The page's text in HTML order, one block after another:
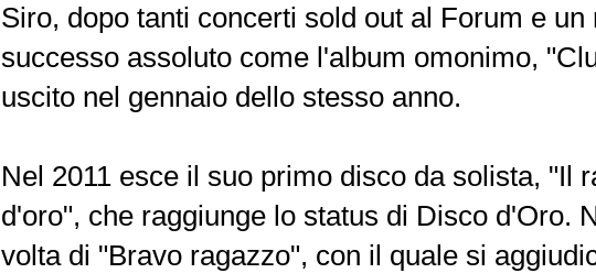
Siro, dopo tanti concerti sold out al Forum e un
successo assoluto come l'album omonimo,
uscito nel gennaio dello stesso anno.
Nel 2011 esce il suo primo disco da solista, "Il
d'oro", che raggiunge lo status di Disco d'Oro.
volta di "Bravo ragazzo", con il quale si